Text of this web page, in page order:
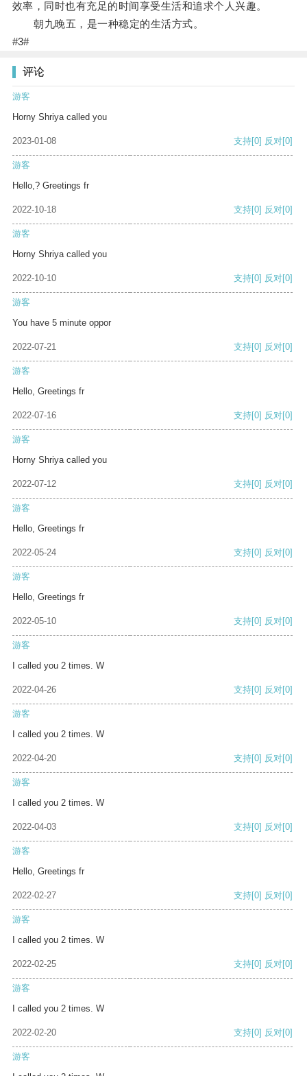
效率，同时也有充足的时间享受生活和追求个人兴趣。
朝九晚五，是一种稳定的生活方式。
#3#
评论
游客
Horny Shriya called you
2023-01-08 支持[0] 反对[0]
游客
Hello,? Greetings fr
2022-10-18 支持[0] 反对[0]
游客
Horny Shriya called you
2022-10-10 支持[0] 反对[0]
游客
You have 5 minute oppor
2022-07-21 支持[0] 反对[0]
游客
Hello, Greetings fr
2022-07-16 支持[0] 反对[0]
游客
Horny Shriya called you
2022-07-12 支持[0] 反对[0]
游客
Hello, Greetings fr
2022-05-24 支持[0] 反对[0]
游客
Hello, Greetings fr
2022-05-10 支持[0] 反对[0]
游客
I called you 2 times. W
2022-04-26 支持[0] 反对[0]
游客
I called you 2 times. W
2022-04-20 支持[0] 反对[0]
游客
I called you 2 times. W
2022-04-03 支持[0] 反对[0]
游客
Hello, Greetings fr
2022-02-27 支持[0] 反对[0]
游客
I called you 2 times. W
2022-02-25 支持[0] 反对[0]
游客
I called you 2 times. W
2022-02-20 支持[0] 反对[0]
游客